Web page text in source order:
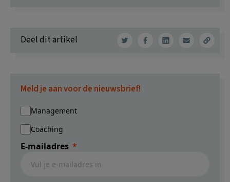
Deel dit artikel
Meld je aan voor de nieuwsbrief!
Management
Coaching
E-mailadres